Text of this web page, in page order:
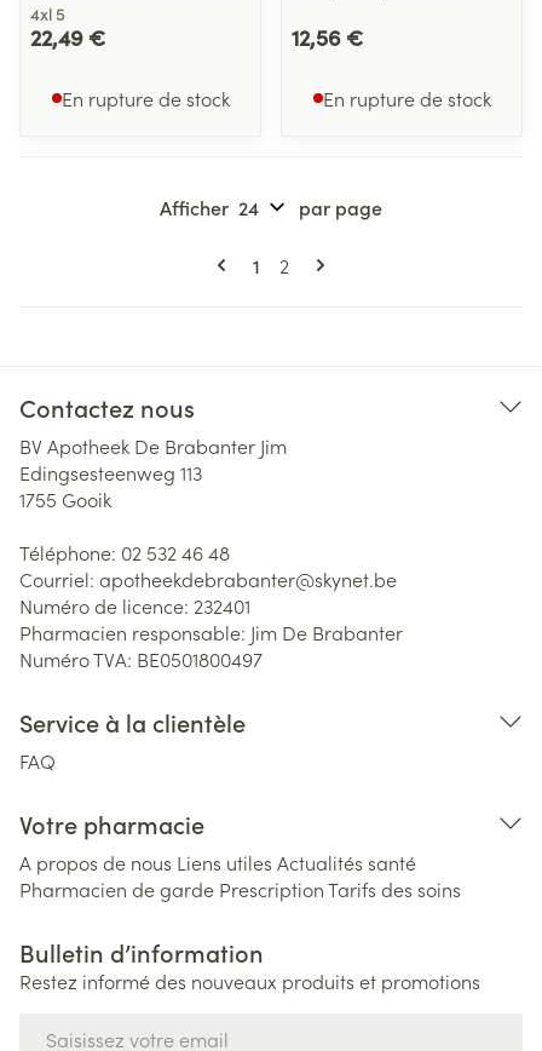
4xl 5
22,49 €
En rupture de stock
12,56 €
En rupture de stock
Pages
Vous lisez actuellement la page
1 Page
2
Afficher par page
Contactez nous
BV Apotheek De Brabanter Jim
Edingsesteenweg 113
1755 Gooik
Téléphone: 02 532 46 48
Courriel: apotheekdebrabanter@skynet.be
Numéro de licence: 232401
Pharmacien responsable: Jim De Brabanter
Numéro TVA: BE0501800497
Service à la clientèle
FAQ
Votre pharmacie
A propos de nous Liens utiles Actualités santé
Pharmacien de garde PrescriptionTarifs des soins
Bulletin d’information
Restez informé des nouveaux produits et promotions